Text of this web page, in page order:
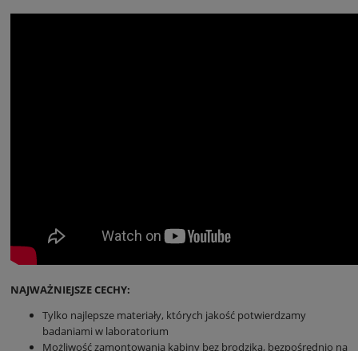
NAJWAŻNIEJSZE CECHY:
Tylko najlepsze materiały, których jakość potwierdzamy
badaniami w laboratorium
Możliwość zamontowania kabiny bez brodzika, bezpośrednio na